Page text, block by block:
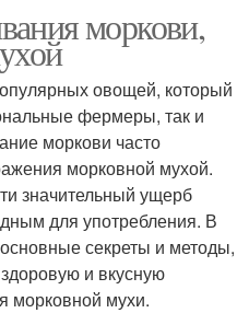
моркови,
овощей, который
фермеры, так и
моркови часто
морковной мухой.
значительный ущерб
для употребления. В
секреты и методы,
и вкусную
морковной мухи.